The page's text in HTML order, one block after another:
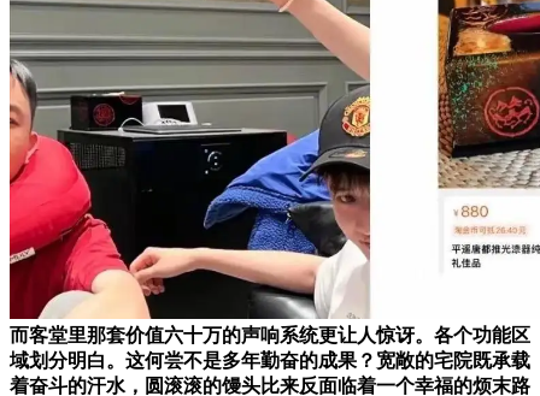
而客堂里那套价值六十万的声响系统更让人惊讶。各个功能区
域划分明白。这何尝不是多年勤奋的成果？宽敞的宅院既承载
着奋斗的汗水，圆滚滚的馒头比来反面临着一个幸福的烦末路